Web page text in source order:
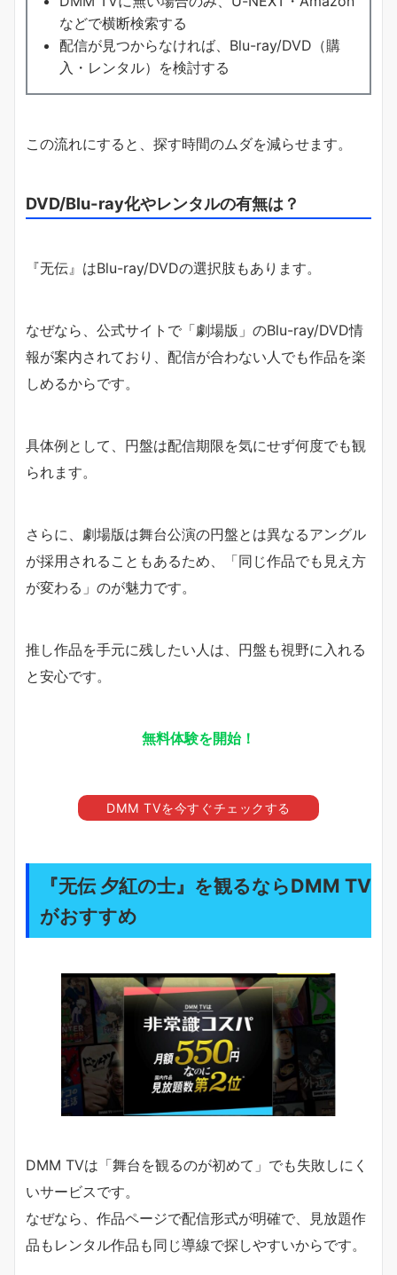
などで横断検索する
配信が見つからなければ、Blu-ray/DVD（購
入・レンタル）を検討する
この流れにすると、探す時間のムダを減らせます。
DVD/Blu-ray化やレンタルの有無は？
『无伝』はBlu-ray/DVDの選択肢もあります。
なぜなら、公式サイトで「劇場版」のBlu-ray/DVD情
報が案内されており、配信が合わない人でも作品を楽
しめるからです。
具体例として、円盤は配信期限を気にせず何度でも観
られます。
さらに、劇場版は舞台公演の円盤とは異なるアングル
が採用されることもあるため、「同じ作品でも見え方
が変わる」のが魅力です。
推し作品を手元に残したい人は、円盤も視野に入れる
と安心です。
無料体験を開始！
DMM TVを今すぐチェックする
『无伝 夕紅の士』を観るならDMM TV
がおすすめ
DMM TVは「舞台を観るのが初めて」でも失敗しにく
いサービスです。
なぜなら、作品ページで配信形式が明確で、見放題作
品もレンタル作品も同じ導線で探しやすいからです。